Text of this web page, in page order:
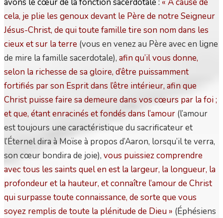
avons le cœur de la fonction sacerdotale : « À cause de
cela, je plie les genoux devant le Père de notre Seigneur
Jésus-Christ, de qui toute famille tire son nom dans les
cieux et sur la terre (vous en venez au Père avec en ligne
de mire la famille sacerdotale), afin qu’il vous donne,
selon la richesse de sa gloire, d’être puissamment
fortifiés par son Esprit dans l’être intérieur, afin que
Christ puisse faire sa demeure dans vos cœurs par la foi ;
et que, étant enracinés et fondés dans l’amour (l’amour
est toujours une caractéristique du sacrificateur et
l’Éternel dira à Moïse à propos d’Aaron, lorsqu’il te verra,
son cœur bondira de joie), vous puissiez comprendre
avec tous les saints quel en est la largeur, la longueur, la
profondeur et la hauteur, et connaître l’amour de Christ
qui surpasse toute connaissance, de sorte que vous
soyez remplis de toute la plénitude de Dieu » (Éphésiens